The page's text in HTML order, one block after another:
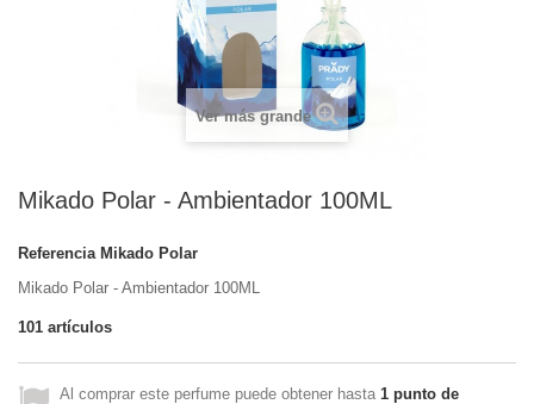
Ver más grande
Mikado Polar - Ambientador 100ML
Referencia Mikado Polar
Mikado Polar - Ambientador 100ML
101 artículos
Al comprar este perfume puede obtener hasta 1 punto de